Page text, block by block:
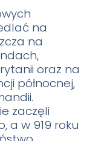
na
na
oraz na
północnej,
zaczęli
a w 919 roku